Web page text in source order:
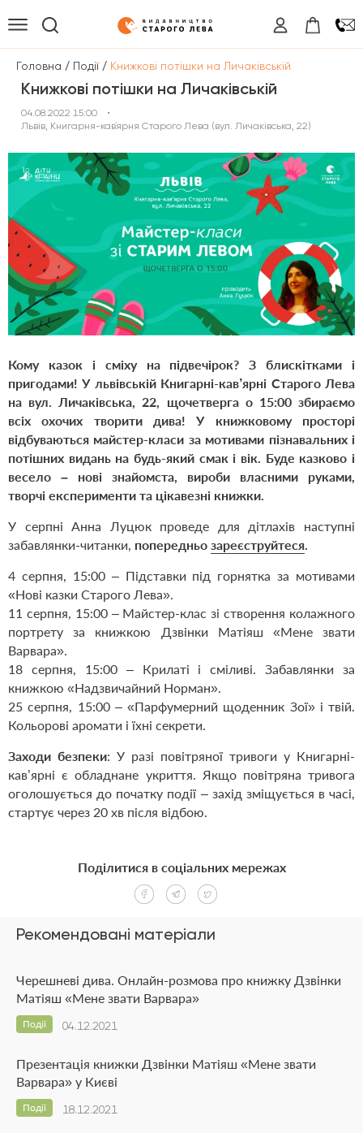
Головна / Події / Книжкові потішки на Личаківській
Книжкові потішки на Личаківській
04.08.2022 15:00
•
Львів, Книгарня-кав`ярня Старого Лева (вул. Личаківська, 22)
Кому казок і сміху на підвечірок? З блискітками і
пригодами! У львівській Книгарні-кав’ярні Старого Лева
на вул. Личаківська, 22, щочетверга о 15:00 збираємо
всіх охочих творити дива! У книжковому просторі
відбуваються майстер-класи за мотивами пізнавальних і
потішних видань на будь-який смак і вік. Буде казково і
весело – нові знайомста, вироби власними руками,
творчі експерименти та цікавезні книжки.
У серпні Анна Луцюк проведе для дітлахів наступні
забавлянки-читанки, попередньо зареєструйтеся.
4 серпня, 15:00 – Підставки під горнятка за мотивами
«Нові казки Старого Лева».
11 серпня, 15:00 – Майстер-клас зі створення колажного
портрету за книжкою Дзвінки Матіяш «Мене звати
Варвара».
18 серпня, 15:00 –Крилаті і сміливі. Забавлянки за
книжкою «Надзвичайний Норман».
25 серпня, 15:00 –«Парфумерний щоденник Зої» і твій.
Кольорові аромати і їхні секрети.
Заходи безпеки: У разі повітряної тривоги у Книгарні-
кав’ярні є обладнане укриття. Якщо повітряна тривога
оголошується до початку події – захід зміщується в часі,
стартує через 20 хв після відбою.
Рекомендовані матеріали
Черешневі дива. Онлайн-розмова про книжку Дзвінки
Матіяш «Мене звати Варвара»
04.12.2021
Події
Презентація книжки Дзвінки Матіяш «Мене звати
Варвара» у Києві
18.12.2021
Події
Поділитися в соціальних мережах